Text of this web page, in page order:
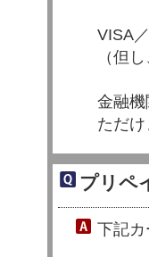
VISA
（但
金融
ただ
プリペ
下記